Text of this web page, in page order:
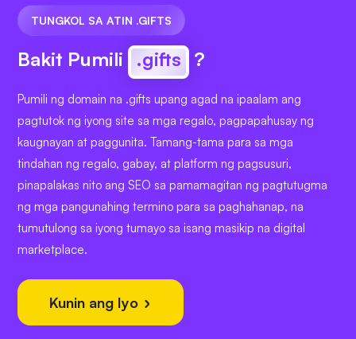
TUNGKOL SA ATIN .GIFTS
Bakit Pumili .gifts ?
Pumili ng domain na .gifts upang agad na ipaalam ang
pagtutok ng iyong site sa mga regalo, pagpapahusay ng
kaugnayan at paggunita. Tamang-tama para sa mga
tindahan ng regalo, gabay, at platform ng pagsusuri,
pinapalakas nito ang SEO sa pamamagitan ng pagtutugma
ng mga pangunahing termino para sa paghahanap, na
tumutulong sa iyong tumayo sa isang masikip na digital
marketplace.
Kunin ang Iyo